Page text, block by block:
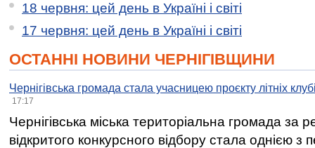
18 червня: цей день в Україні і світі
17 червня: цей день в Україні і світі
ОСТАННІ НОВИНИ ЧЕРНІГІВЩИНИ
Чернігівська громада стала учасницею проєкту літніх
17:17
Чернігівська міська територіальна громада за
відкритого конкурсного відбору стала однією